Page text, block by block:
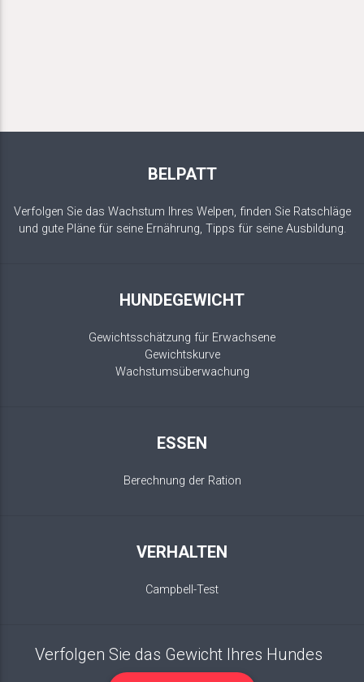
BELPATT
Verfolgen Sie das Wachstum Ihres Welpen, finden Sie Ratschläge
und gute Pläne für seine Ernährung, Tipps für seine Ausbildung.
HUNDEGEWICHT
Gewichtsschätzung für Erwachsene
Gewichtskurve
Wachstumsüberwachung
ESSEN
Berechnung der Ration
VERHALTEN
Campbell-Test
Verfolgen Sie das Gewicht Ihres Hundes